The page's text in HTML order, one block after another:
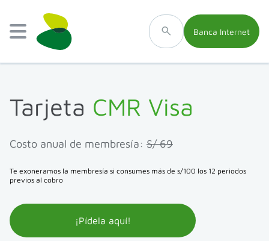
Banca Internet
Tarjeta CMR Visa
Costo anual de membresía: S/ 69
Te exoneramos la membresía si consumes más de s/100 los 12 periodos
previos al cobro
¡Pídela aquí!